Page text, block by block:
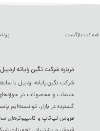
ضمانت بازگشت
درباره شرکت نگین رایانه اردبیل
شرکت نگین رایانه اردبیل با
خدمات و محصولات در
گسترده در بازار، توانسته‌ایم
فروش لپ‌تاپ و کامپیوترهای